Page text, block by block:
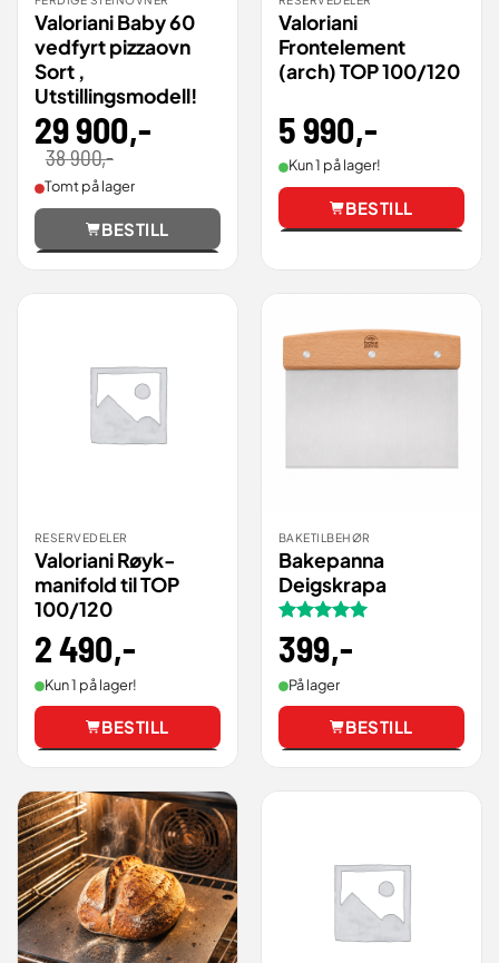
Valoriani Baby 60
vedfyrt pizzaovn
Sort ,
Utstillingsmodell!
29 900,-
38 900,- Opprinnelig
var:
38
900,00 .
Nåværende
er:
29
900,00 .
Tomt på lager
BESTILL
Valoriani
Frontelement
(arch) TOP 100/120
5 990,-
Kun 1 på lager!
BESTILL
RESERVEDELER
Valoriani Røyk-
manifold til TOP
100/120
2 490,-
Kun 1 på lager!
BESTILL
BAKETILBEHØR
Bakepanna
Deigskrapa
Vurdert
av 5
399,-
På lager
BESTILL